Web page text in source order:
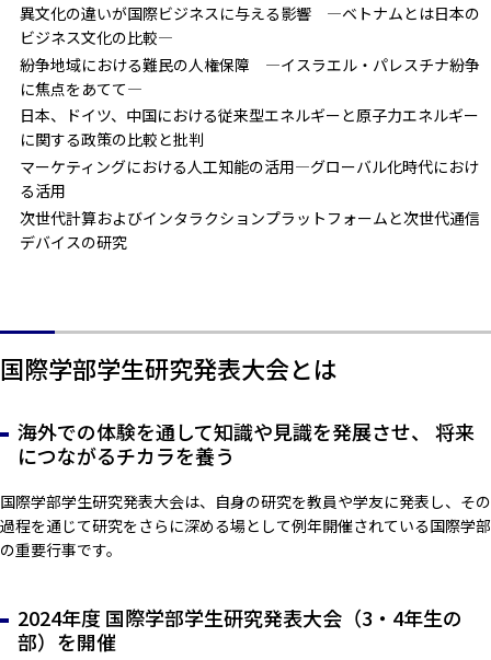
異文化の違いが国際ビジネスに与える影響 —ベトナムとは日本の
ビジネス文化の比較—
紛争地域における難民の人権保障 —イスラエル・パレスチナ紛争
に焦点をあてて—
日本、ドイツ、中国における従来型エネルギーと原子力エネルギー
に関する政策の比較と批判
マーケティングにおける人工知能の活用—グローバル化時代におけ
る活用
次世代計算およびインタラクションプラットフォームと次世代通信
デバイスの研究
国際学部学生研究発表大会とは
海外での体験を通して知識や見識を発展させ、 将来
につながるチカラを養う
国際学部学生研究発表大会は、自身の研究を教員や学友に発表し、その
過程を通じて研究をさらに深める場として例年開催されている国際学部
の重要行事です。
2024年度 国際学部学生研究発表大会（3・4年生の
部）を開催